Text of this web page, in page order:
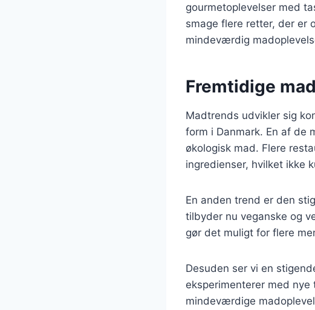
gourmetoplevelser med
smage flere retter, der er
mindeværdig
Fremtidige
Madtrends udvikler sig
form i Danmark. En af de
økologisk mad. Flere
ingredienser, hvilket ikke
En anden trend er den
tilbyder nu veganske og
gør det muligt for flere
Desuden ser vi en
eksperimenterer med
mindeværdige